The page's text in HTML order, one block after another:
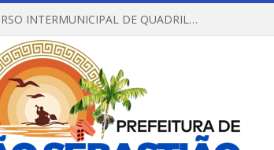
REGULAMENTO DO X CONCURSO INTERMUNICIPAL DE QUADRILHAS JUNINAS – 2026 – ARRAIÁ DA VENEZA